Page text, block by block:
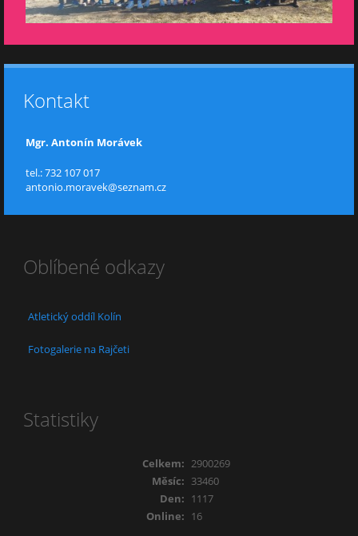
Kontakt
Mgr. Antonín Morávek
tel.: 732 107 017
antonio.moravek@seznam.cz
Oblíbené odkazy
Atletický oddíl Kolín
Fotogalerie na Rajčeti
Statistiky
Online: 16
Celkem: 2900269
Měsíc: 33460
Den: 1117